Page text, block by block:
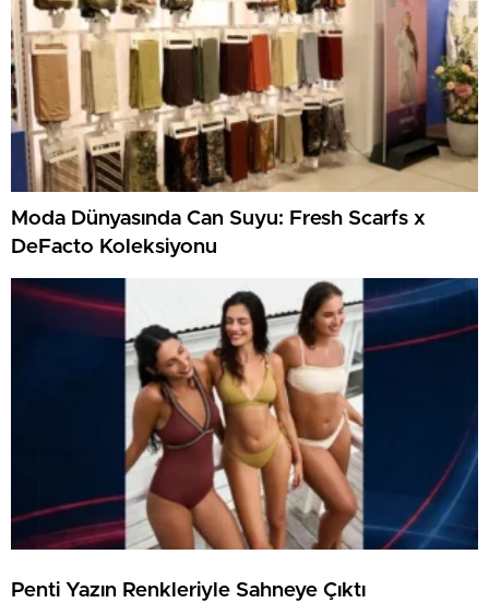
Moda Dünyasında Can Suyu: Fresh Scarfs x
DeFacto Koleksiyonu
Penti Yazın Renkleriyle Sahneye Çıktı